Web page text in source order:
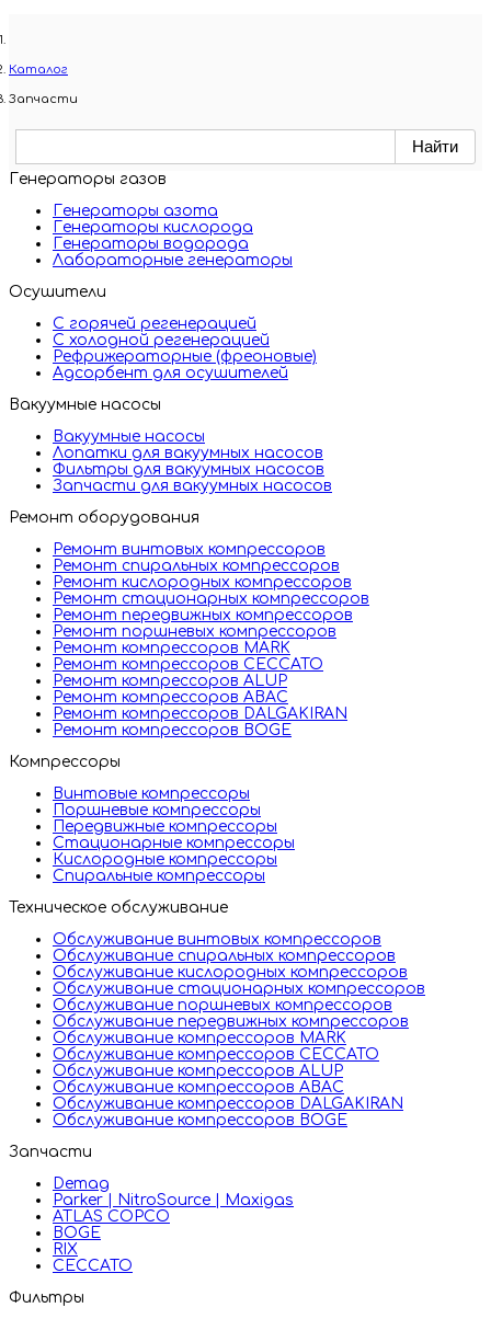
Каталог
Запчасти
Генераторы газов
Генераторы азота
Генераторы кислорода
Генераторы водорода
Лабораторные генераторы
Осушители
С горячей регенерацией
С холодной регенерацией
Рефрижераторные (фреоновые)
Адсорбент для осушителей
Вакуумные насосы
Вакуумные насосы
Лопатки для вакуумных насосов
Фильтры для вакуумных насосов
Запчасти для вакуумных насосов
Ремонт оборудования
Ремонт винтовых компрессоров
Ремонт спиральных компрессоров
Ремонт кислородных компрессоров
Ремонт стационарных компрессоров
Ремонт передвижных компрессоров
Ремонт поршневых компрессоров
Ремонт компрессоров MARK
Ремонт компрессоров CECCATO
Ремонт компрессоров ALUP
Ремонт компрессоров ABAC
Ремонт компрессоров DALGAKIRAN
Ремонт компрессоров BOGE
Компрессоры
Винтовые компрессоры
Поршневые компрессоры
Передвижные компрессоры
Стационарные компрессоры
Кислородные компрессоры
Спиральные компрессоры
Техническое обслуживание
Обслуживание винтовых компрессоров
Обслуживание спиральных компрессоров
Обслуживание кислородных компрессоров
Обслуживание стационарных компрессоров
Обслуживание поршневых компрессоров
Обслуживание передвижных компрессоров
Обслуживание компрессоров MARK
Обслуживание компрессоров CECCATO
Обслуживание компрессоров ALUP
Обслуживание компрессоров ABAC
Обслуживание компрессоров DALGAKIRAN
Обслуживание компрессоров BOGE
Запчасти
Demag
Parker | NitroSource | Maxigas
ATLAS COPCO
BOGE
RIX
CECCATO
Фильтры